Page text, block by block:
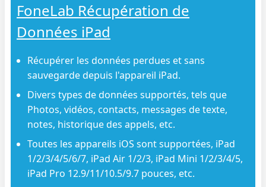
FoneLab Récupération de
Données iPad
Récupérer les données perdues et sans
sauvegarde depuis l'appareil iPad.
Divers types de données supportés, tels que
Photos, vidéos, contacts, messages de texte,
notes, historique des appels, etc.
Toutes les appareils iOS sont supportées, iPad
1/2/3/4/5/6/7, iPad Air 1/2/3, iPad Mini 1/2/3/4/5,
iPad Pro 12.9/11/10.5/9.7 pouces, etc.